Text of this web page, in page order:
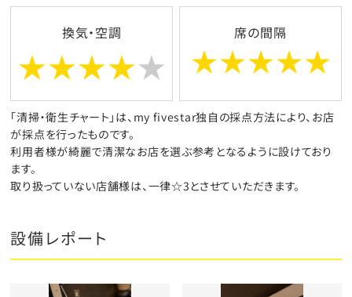
換気・空調 席の間隔
「清掃・衛生チャート」は、my fivestar独自の採点方法により、お店
が採点を行ったものです。
利用者様が綺麗で清潔なお店を選ぶ参考となるように設けており
ます。
取り扱っていない店舗様は、一律☆3とさせていただきます。
設備レポート